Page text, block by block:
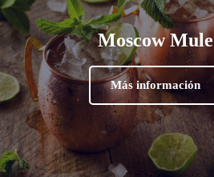
Moscow Mule
Más información